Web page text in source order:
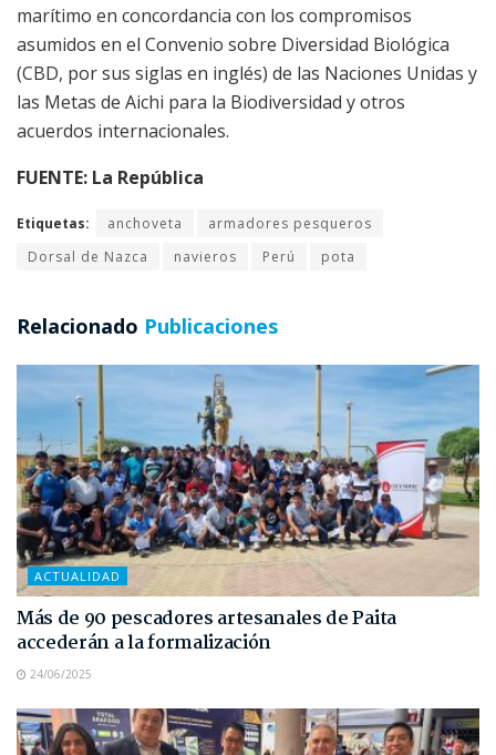
marítimo en concordancia con los compromisos
asumidos en el Convenio sobre Diversidad Biológica
(CBD, por sus siglas en inglés) de las Naciones Unidas y
las Metas de Aichi para la Biodiversidad y otros
acuerdos internacionales.
FUENTE: La República
Etiquetas: anchoveta
armadores pesqueros
Dorsal de Nazca
navieros Perú pota
Relacionado Publicaciones
ACTUALIDAD
Más de 90 pescadores artesanales de Paita
accederán a la formalización
24/06/2025